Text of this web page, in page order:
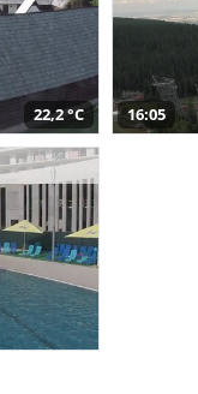
22,2 °C 16:05